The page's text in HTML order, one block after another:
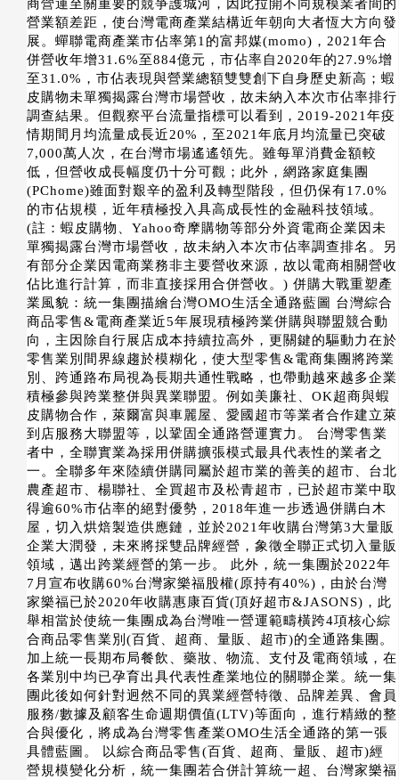
商營運至關重要的競爭護城河，因此拉開不同規模業者間的
營業額差距，使台灣電商產業結構近年朝向大者恆大方向發
展。蟬聯電商產業市佔率第1的富邦媒(momo)，2021年合
併營收年增31.6%至884億元，市佔率自2020年的27.9%增
至31.0%，市佔表現與營業總額雙雙創下自身歷史新高；蝦
皮購物未單獨揭露台灣市場營收，故未納入本次市佔率排行
調查結果。但觀察平台流量指標可以看到，2019-2021年疫
情期間月均流量成長近20%，至2021年底月均流量已突破
7,000萬人次，在台灣市場遙遙領先。雖每單消費金額較
低，但營收成長幅度仍十分可觀；此外，網路家庭集團
(PChome)雖面對艱辛的盈利及轉型階段，但仍保有17.0%
的市佔規模，近年積極投入具高成長性的金融科技領域。
(註：蝦皮購物、Yahoo奇摩購物等部分外資電商企業因未
單獨揭露台灣市場營收，故未納入本次市佔率調查排名。另
有部分企業因電商業務非主要營收來源，故以電商相關營收
佔比進行計算，而非直接採用合併營收。) 併購大戰重塑產
業風貌：統一集團描繪台灣OMO生活全通路藍圖 台灣綜合
商品零售&電商產業近5年展現積極跨業併購與聯盟競合動
向，主因除自行展店成本持續拉高外，更關鍵的驅動力在於
零售業別間界線趨於模糊化，使大型零售&電商集團將跨業
別、跨通路布局視為長期共通性戰略，也帶動越來越多企業
積極參與跨業整併與異業聯盟。例如美廉社、OK超商與蝦
皮購物合作，萊爾富與車麗屋、愛國超市等業者合作建立萊
到店服務大聯盟等，以鞏固全通路營運實力。 台灣零售業
者中，全聯實業為採用併購擴張模式最具代表性的業者之
一。全聯多年來陸續併購同屬於超市業的善美的超市、台北
農產超市、楊聯社、全買超市及松青超市，已於超市業中取
得逾60%市佔率的絕對優勢，2018年進一步透過併購白木
屋，切入烘焙製造供應鏈，並於2021年收購台灣第3大量販
企業大潤發，未來將採雙品牌經營，象徵全聯正式切入量販
領域，邁出跨業經營的第一步。 此外，統一集團於2022年
7月宣布收購60%台灣家樂福股權(原持有40%)，由於台灣
家樂福已於2020年收購惠康百貨(頂好超市&JASONS)，此
舉相當於使統一集團成為台灣唯一營運範疇橫跨4項核心綜
合商品零售業別(百貨、超商、量販、超市)的全通路集團。
加上統一長期布局餐飲、藥妝、物流、支付及電商領域，在
各業別中均已孕育出具代表性產業地位的關聯企業。統一集
團此後如何針對迥然不同的異業經營特徵、品牌差異、會員
服務/數據及顧客生命週期價值(LTV)等面向，進行精緻的整
合與優化，將成為台灣零售產業OMO生活全通路的第一張
具體藍圖。 以綜合商品零售(百貨、超商、量販、超市)經
營規模變化分析，統一集團若合併計算統一超、台灣家樂福